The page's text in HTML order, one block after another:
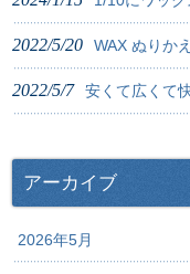
2022/5/20 WAX ぬりか
2022/5/7 安くて広くて
アーカイブ
2026年5月